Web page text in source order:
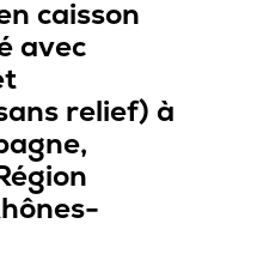
caisson
avec
relief) à